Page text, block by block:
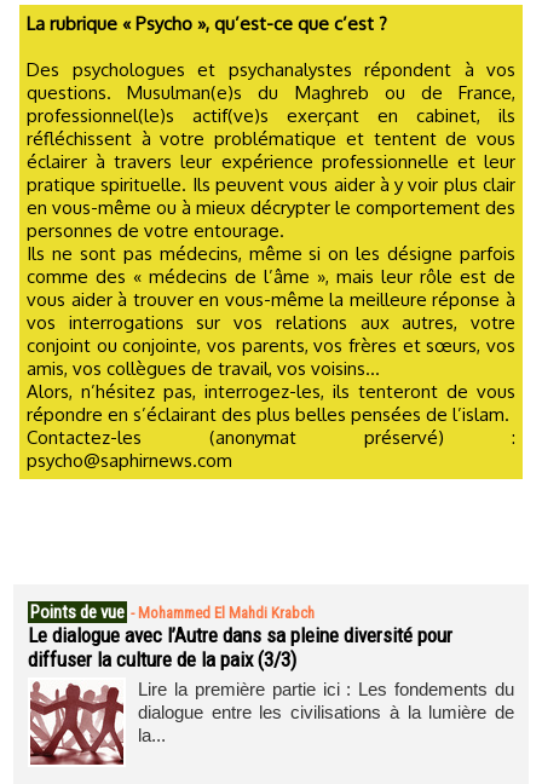
La rubrique « Psycho », qu’est-ce que c’est ?
Des psychologues et psychanalystes répondent à vos
questions. Musulman(e)s du Maghreb ou de France,
professionnel(le)s actif(ve)s exerçant en cabinet, ils
réfléchissent à votre problématique et tentent de vous
éclairer à travers leur expérience professionnelle et leur
pratique spirituelle. Ils peuvent vous aider à y voir plus clair
en vous-même ou à mieux décrypter le comportement des
personnes de votre entourage.
Ils ne sont pas médecins, même si on les désigne parfois
comme des « médecins de l’âme », mais leur rôle est de
vous aider à trouver en vous-même la meilleure réponse à
vos interrogations sur vos relations aux autres, votre
conjoint ou conjointe, vos parents, vos frères et sœurs, vos
amis, vos collègues de travail, vos voisins...
Alors, n’hésitez pas, interrogez-les, ils tenteront de vous
répondre en s’éclairant des plus belles pensées de l’islam.
Contactez-les (anonymat préservé) :
psycho@saphirnews.com
Points de vue - Mohammed El Mahdi Krabch
Le dialogue avec l’Autre dans sa pleine diversité pour
diffuser la culture de la paix (3/3)
Lire la première partie ici : Les fondements du
dialogue entre les civilisations à la lumière de
la...